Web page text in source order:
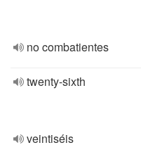
no combatientes
twenty-sixth
veintiséis